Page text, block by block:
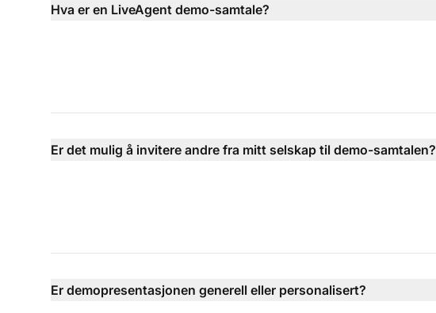
Hva er en LiveAgent demo-samtale?
Er det mulig å invitere andre fra mitt selskap til demo-samtalen?
Er demopresentasjonen generell eller personalisert?